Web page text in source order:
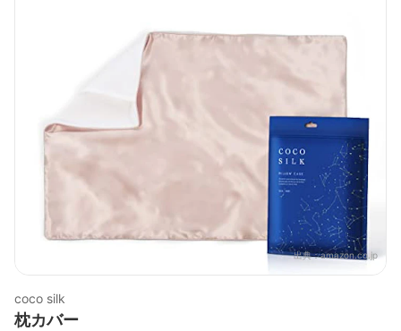
出典：amazon.co.jp
coco silk
枕カバー